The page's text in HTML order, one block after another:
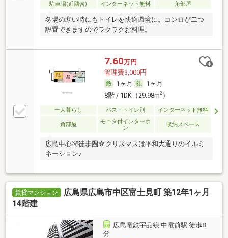
駐車場(近隣含)
インターネット無料 角部屋
冬場の寒い時にもトイレを快適環境に。コンロが二つ
設置できますのでラクラクお料理。
7.60万円
管理費3,000円
1ヶ月
1ヶ月
8階 / 1DK（29.98m2）
一人暮らし バス・トイレ別 インターネット無料
角部屋
モニタ付インターホ
ン
収納スペース
広島中心街徒歩圏☆クリスマスは平和大通りのイルミ
ネーション♪
賃貸マンション
広島県広島市中区富士見町 築12年1ヶ月
14階建
広島電鉄宇品線 中電前駅 徒歩8
分